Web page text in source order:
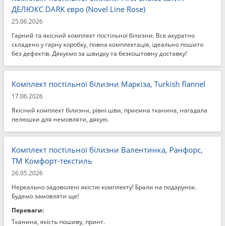
ДЕЛЮКС DARK євро (Novel Line Rose)
25.06.2026
Гарний та якісний комплект постільної білизни. Все акуратно
складено у гарну коробку, повна комплектація, ідеально пошито
без дефектів. Дякуємо за швидку та безкоштовну доставку!
Комплект постільної білизни Маркіза, Turkish flannel
17.06.2026
Якісний комплект білизни, рівні шви, приємна тканина, нагадала
пелюшки для немовляти, дякую.
Комплект постільної білизни Валентинка, Ранфорс,
ТМ Комфорт-текстиль
26.05.2026
Нереально задоволені якістю комплекту! Брали на подарунок.
Будемо замовляти ще!
Переваги:
Тканина, якість пошиву, принт.